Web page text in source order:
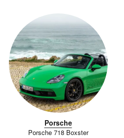
Porsche
Porsche 718 Boxster